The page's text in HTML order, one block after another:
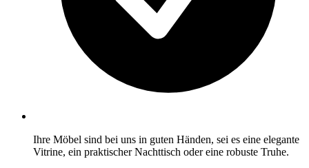
Ihre Möbel sind bei uns in guten Händen, sei es eine elegante
Vitrine, ein praktischer Nachttisch oder eine robuste Truhe.